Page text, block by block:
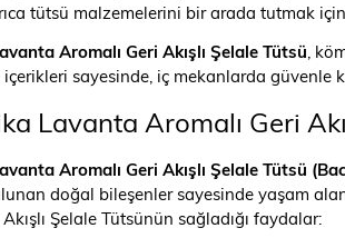
tütsü malzemelerini bir arada tutmak
Aromalı Geri Akışlı Şelale Tütsü,
sayesinde, iç mekanlarda güvenle
Lavanta Aromalı Geri
Aromalı Geri Akışlı Şelale Tütsü
doğal bileşenler sayesinde yaşam
Şelale Tütsünün sağladığı faydalar: